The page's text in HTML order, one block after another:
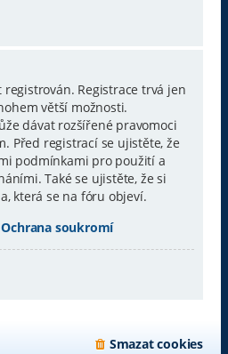
Registrace trvá jen
větší možnosti.
dávat rozšířené pravomoci
Před registrací se ujistěte, že
podmínkami pro použití a
Také se ujistěte, že si
která se na fóru objeví.
Ochrana soukromí
Smazat cookies